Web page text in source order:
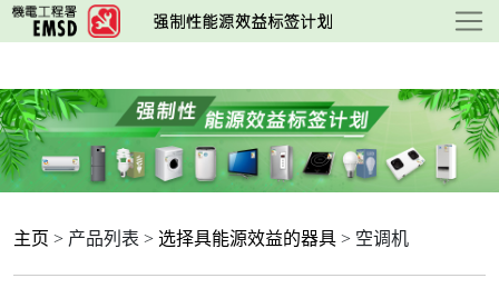
跳
至
要
内
容
主页 > 产品列表 > 选择具能源效益的器具 > 空调机